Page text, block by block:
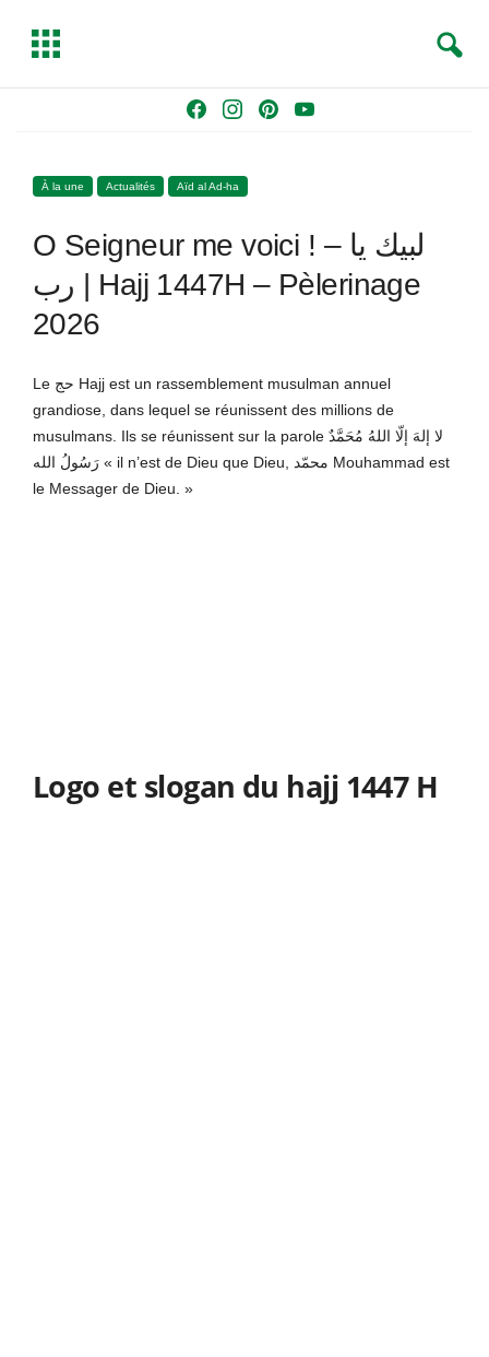
e
o
k
t
g
r
s
Y
b
T
g
e
a
À la une Actualités Aïd al Ad-ha
O Seigneur me voici ! – لبيك يا
رب | Hajj 1447H – Pèlerinage
2026
Le حج Hajj est un rassemblement musulman annuel
grandiose, dans lequel se réunissent des millions de
musulmans. Ils se réunissent sur la parole لا إلهَ إلّا اللهُ مُحَمَّدٌ
رَسُولُ الله « il n’est de Dieu que Dieu, محمّد Mouhammad est
le Messager de Dieu. »
Logo et slogan du hajj 1447 H